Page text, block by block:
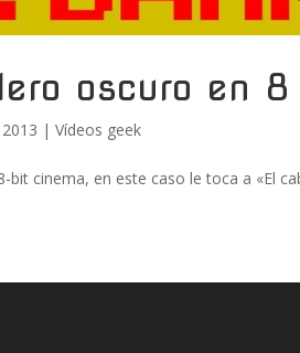
oscuro en
|Vídeos geek
bit cinema, en este caso le toca a «El